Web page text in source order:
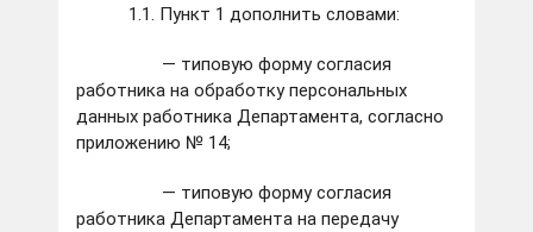
1.1. Пункт 1 дополнить словами:
— типовую форму согласия
работника на обработку персональных
данных работника Департамента, согласно
приложению № 14;
— типовую форму согласия
работника Департамента на передачу